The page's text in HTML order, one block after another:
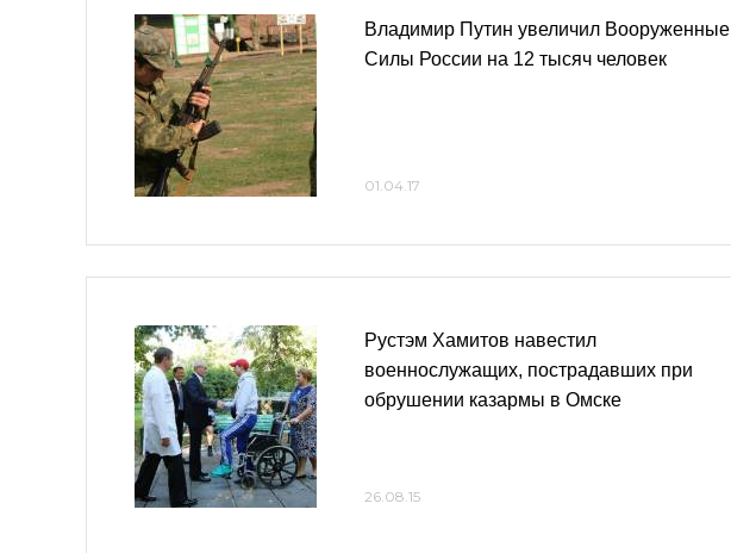
Владимир Путин увеличил Вооруженные
Силы России на 12 тысяч человек
01.04.17
Рустэм Хамитов навестил
военнослужащих, пострадавших при
обрушении казармы в Омске
26.08.15